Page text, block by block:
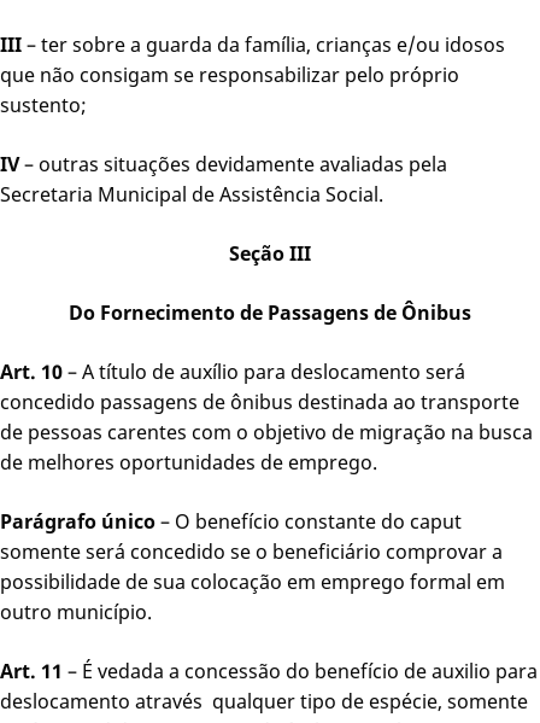
III– ter sobre a guarda da família, crianças e/ou idosos
que não consigam se responsabilizar pelo próprio
sustento;
IV– outras situações devidamente avaliadas pela
Secretaria Municipal de Assistência Social.
Seção III
Do Fornecimento de Passagens de Ônibus
Art. 10– A título de auxílio para deslocamento será
concedido passagens de ônibus destinada ao transporte
de pessoas carentes com o objetivo de migração na busca
de melhores oportunidades de emprego.
Parágrafo único– O benefício constante do caput
somente será concedido se o beneficiário comprovar a
possibilidade de sua colocação em emprego formal em
outro município.
Art. 11 – É vedada a concessão do benefício de auxilio para
deslocamento através qualquer tipo de espécie, somente